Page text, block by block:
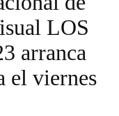
LOS
arranca
el viernes